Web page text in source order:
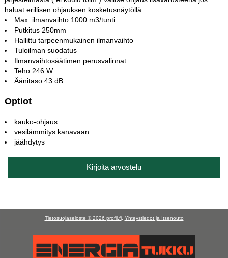
haluat erillisen ohjauksen kosketusnäytöllä.
Max. ilmanvaihto 1000 m3/tunti
Putkitus 250mm
Hallittu tarpeenmukainen ilmanvaihto
Tuloilman suodatus
Ilmanvaihtosäätimen perusvalinnat
Teho 246 W
Äänitaso 43 dB
Optiot
kauko-ohjaus
vesilämmitys kanavaan
jäähdytys
Kirjoita arvostelu
Tietosuojaseloste © 2026 profil.fi. Yhteystiedot ja Itsenouto